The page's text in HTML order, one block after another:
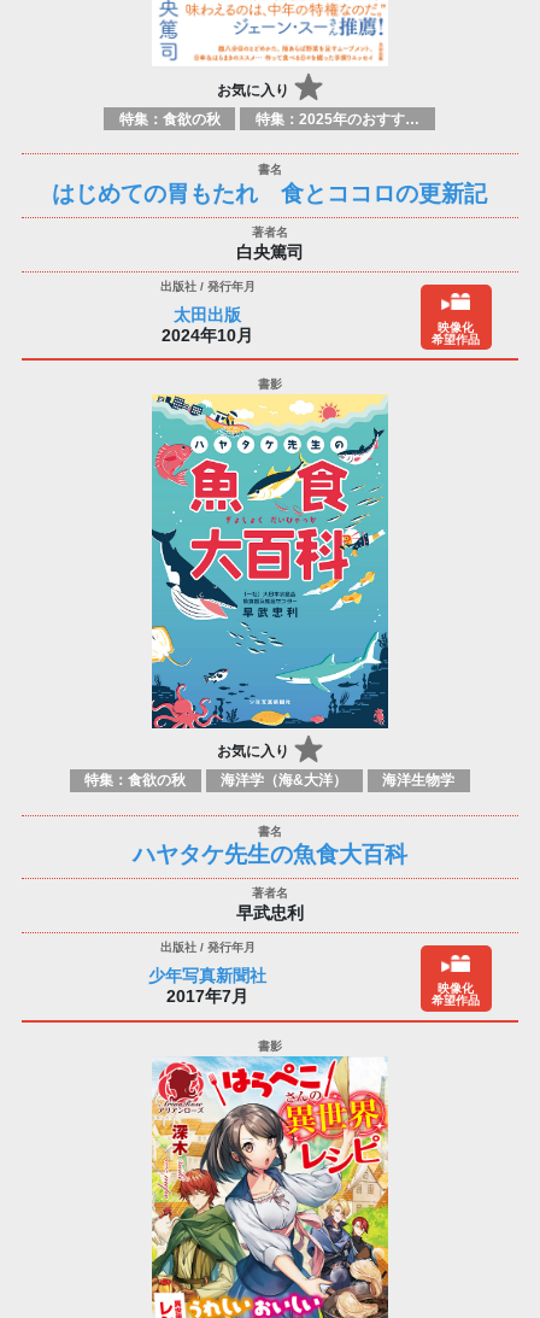
お気に入り
特集：食欲の秋 特集：2025年のおすすめ書籍
はじめての胃もたれ 食とココロの更新記
白央篤司
太田出版
2024年10月
映像化
希望作品
お気に入り
特集：食欲の秋 海洋学（海&大洋） 海洋生物学
ハヤタケ先生の魚食大百科
早武忠利
少年写真新聞社
2017年7月
映像化
希望作品